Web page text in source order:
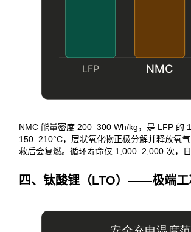
NMC 能量密度 200–300 Wh/kg，是 LFP 的
150–210°C，层状氧化物正极分解并释放氧
救后会复燃。循环寿命仅 1,000–2,000 次，
四、钛酸锂（LTO）——极端工